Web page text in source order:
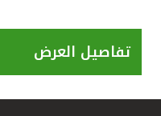
القنوات المصرفية
أدوات وخدمات
تفاصيل العرض